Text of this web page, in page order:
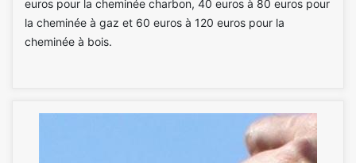
euros pour la cheminée charbon, 40 euros à 80 euros pour
la cheminée à gaz et 60 euros à 120 euros pour la
cheminée à bois.